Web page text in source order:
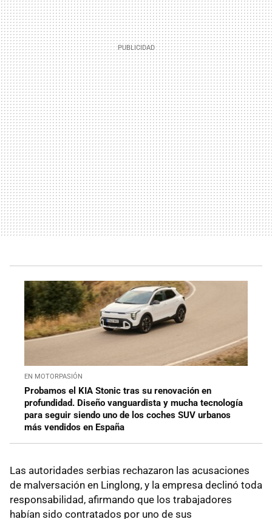
EN MOTORPASIÓN
Probamos el KIA Stonic tras su renovación en
profundidad. Diseño vanguardista y mucha tecnología
para seguir siendo uno de los coches SUV urbanos
más vendidos en España
Las autoridades serbias rechazaron las acusaciones
de malversación en Linglong, y la empresa declinó toda
responsabilidad, afirmando que los trabajadores
habían sido contratados por uno de sus